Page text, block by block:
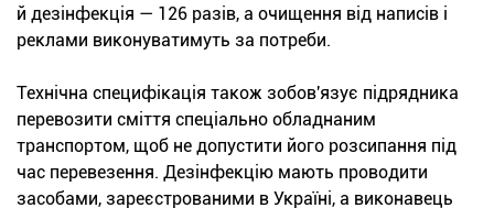
й дезінфекція — 126 разів, а очищення від написів і
реклами виконуватимуть за потреби.
Технічна специфікація також зобов'язує підрядника
перевозити сміття спеціально обладнаним
транспортом, щоб не допустити його розсипання під
час перевезення. Дезінфекцію мають проводити
засобами, зареєстрованими в Україні, а виконавець